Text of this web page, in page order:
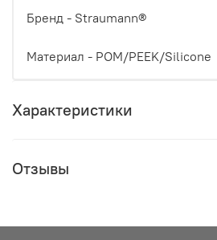
Бренд - Straumann®
Материал - POM/PEEK/Silicone
Характеристики
Отзывы